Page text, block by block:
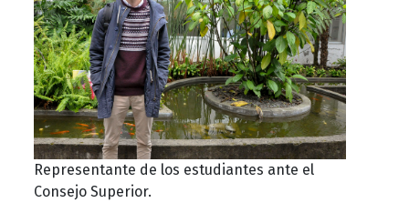
Representante de los estudiantes ante el
Consejo Superior.